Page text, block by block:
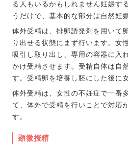
る人もいるかもしれません妊娠す
うだけで、基本的な部分は自然妊
体外受精は、排卵誘発剤を用いて
り出せる状態にまず行います。女
吸引し取り出し、専用の容器に入
かけ受精させます。受精自体は自
す。受精卵を培養し胚にした後に
体外受精は、女性の不妊症で一番
て、体外で受精を行いことで対応
す。
顕微授精